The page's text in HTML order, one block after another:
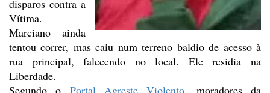
disparos contra a
Vítima.
Marciano ainda
tentou correr, mas caiu num terreno baldio de acesso à
rua principal, falecendo no local. Ele residia na
Liberdade.
Segundo o Portal Agreste Violento, moradores da